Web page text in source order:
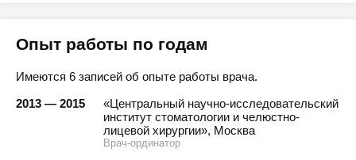
Опыт работы по годам
Имеются 6 записей об опыте работы врача.
2013 — 2015
«Центральный научно-исследовательский
институт стоматологии и челюстно-
лицевой хирургии», Москва
Врач-ординатор